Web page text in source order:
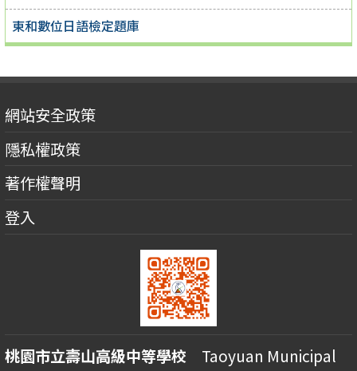
東和數位日語檢定題庫
網站安全政策
隱私權政策
著作權聲明
登入
桃園市立壽山高級中等學校 Taoyuan Municipal